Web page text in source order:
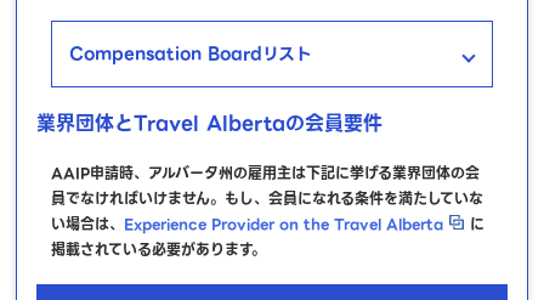
Compensation Boardリスト
業界団体とTravel Albertaの会員要件
AAIP申請時、アルバータ州の雇用主は下記に挙げる業界団体の会
員でなければいけません。もし、会員になれる条件を満たしていな
い場合は、 Experience Provider on the Travel Alberta
に
掲載されている必要があります。